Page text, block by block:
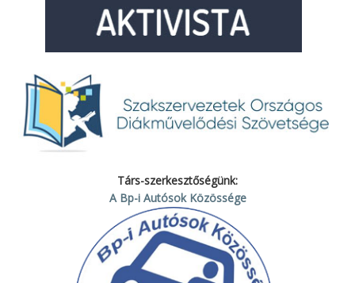
Társ-szerkesztőségünk:
A Bp-i Autósok Közössége